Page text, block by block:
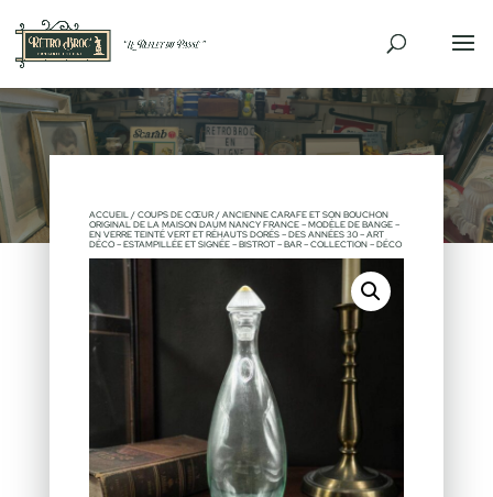
ACCUEIL/ COUPS DE CŒUR/ ANCIENNE CARAFE ET SON BOUCHON
ORIGINAL DE LA MAISON DAUM NANCY FRANCE – MODÈLE DE BANGE –
EN VERRE TEINTÉ VERT ET RÉHAUTS DORÉS – DES ANNÉES 30 – ART
DÉCO – ESTAMPILLÉE ET SIGNÉE – BISTROT – BAR – COLLECTION – DÉCO